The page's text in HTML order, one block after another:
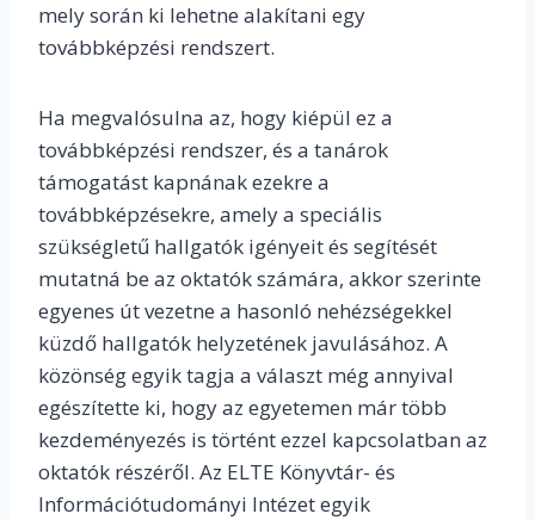
mely során ki lehetne alakítani egy
továbbképzési rendszert.
Ha megvalósulna az, hogy kiépül ez a
továbbképzési rendszer, és a tanárok
támogatást kapnának ezekre a
továbbképzésekre, amely a speciális
szükségletű hallgatók igényeit és segítését
mutatná be az oktatók számára, akkor szerinte
egyenes út vezetne a hasonló nehézségekkel
küzdő hallgatók helyzetének javulásához. A
közönség egyik tagja a választ még annyival
egészítette ki, hogy az egyetemen már több
kezdeményezés is történt ezzel kapcsolatban az
oktatók részéről. Az ELTE Könyvtár- és
Információtudományi Intézet egyik